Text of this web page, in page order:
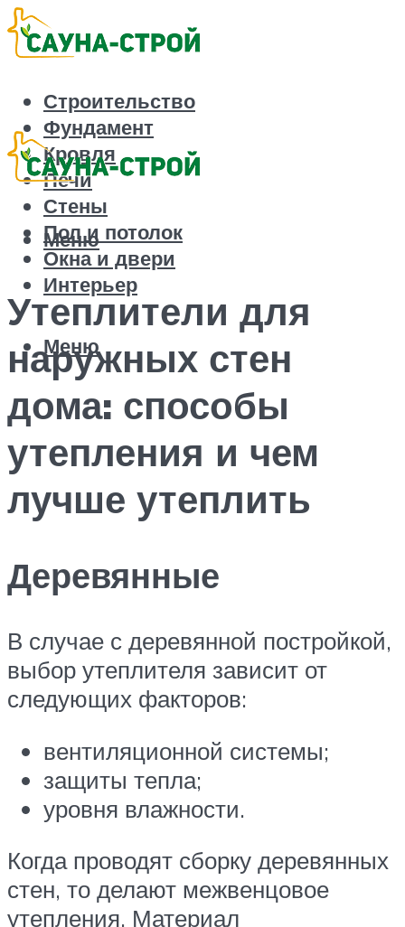
Строительство
Фундамент
Кровля
Печи
Стены
Пол и потолок
Окна и двери
Интерьер
Меню
Меню
Утеплители для
наружных стен
дома: способы
утепления и чем
лучше утеплить
Деревянные
В случае с деревянной постройкой,
выбор утеплителя зависит от
следующих факторов:
вентиляционной системы;
защиты тепла;
уровня влажности.
Когда проводят сборку деревянных
стен, то делают межвенцовое
утепления. Материал